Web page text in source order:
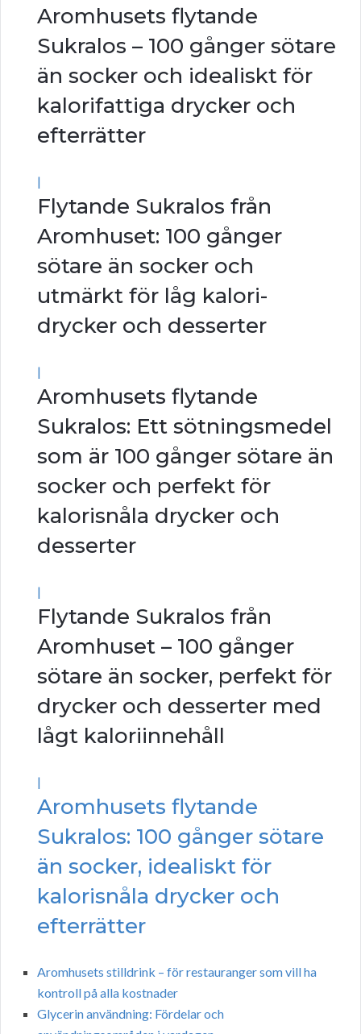
Aromhusets flytande
Sukralos – 100 gånger sötare
än socker och idealiskt för
kalorifattiga drycker och
efterrätter
|
Flytande Sukralos från
Aromhuset: 100 gånger
sötare än socker och
utmärkt för låg kalori-
drycker och desserter
|
Aromhusets flytande
Sukralos: Ett sötningsmedel
som är 100 gånger sötare än
socker och perfekt för
kalorisnåla drycker och
desserter
|
Flytande Sukralos från
Aromhuset – 100 gånger
sötare än socker, perfekt för
drycker och desserter med
lågt kaloriinnehåll
|
Aromhusets flytande
Sukralos: 100 gånger sötare
än socker, idealiskt för
kalorisnåla drycker och
efterrätter
Aromhusets stilldrink – för restauranger som vill ha
kontroll på alla kostnader
Glycerin användning: Fördelar och